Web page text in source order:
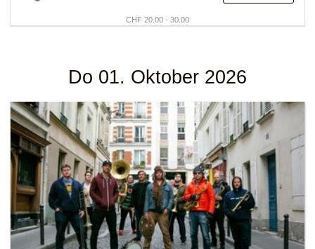
CHF 20.00 - 30.00
Do 01. Oktober 2026